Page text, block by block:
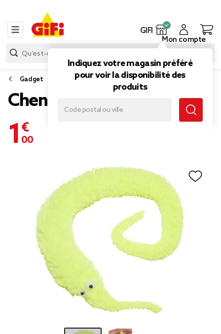
GIFI
Indiquez votre magasin préféré
pour voir la disponibilité des
produits
Mon compte
Gadget
Chenille magique
1,00 €